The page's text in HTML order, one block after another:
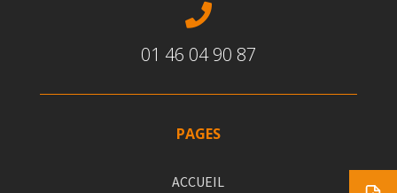

01 46 04 90 87
PAGES
ACCUEIL